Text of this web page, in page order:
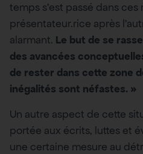
temps s’est passé dans
présentateur.rice après
alarmant. Le but de se
des avancées
de rester dans cette zone
inégalités sont néfastes. »
Un autre aspect de cette
portée aux écrits, luttes et
une certaine mesure au